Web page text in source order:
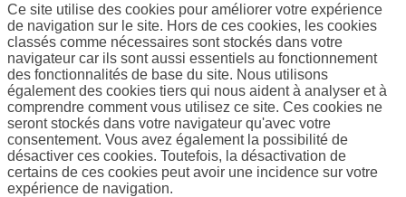
Ce site utilise des cookies pour améliorer votre expérience
de navigation sur le site. Hors de ces cookies, les cookies
classés comme nécessaires sont stockés dans votre
navigateur car ils sont aussi essentiels au fonctionnement
des fonctionnalités de base du site. Nous utilisons
également des cookies tiers qui nous aident à analyser et à
comprendre comment vous utilisez ce site. Ces cookies ne
seront stockés dans votre navigateur qu'avec votre
consentement. Vous avez également la possibilité de
désactiver ces cookies. Toutefois, la désactivation de
certains de ces cookies peut avoir une incidence sur votre
expérience de navigation.